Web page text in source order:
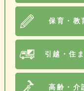
保育・教
引越・住
高齢・介